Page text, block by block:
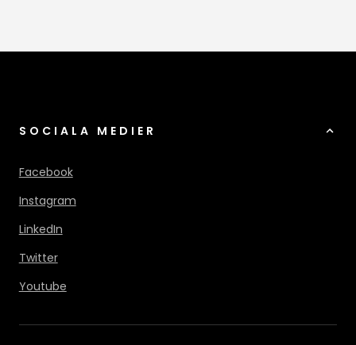
SOCIALA MEDIER
Facebook
Instagram
LinkedIn
Twitter
Youtube